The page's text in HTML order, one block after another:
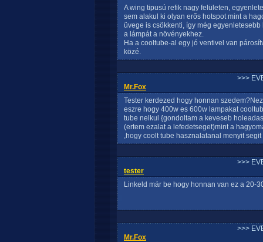
A wing tipusú refik nagy felületen,
sem alakul ki olyan erős hotspot mint a
üvege is csökkenti, így még
a lámpát a növényekhez.
Ha a cooltube-al egy jó ventivel van
közé.
>>>
Mr.Fox
Tester kerdezed hogy honnan
eszre hogy 400w es 600w lampakat
tube nelkul {gondoltam a keveseb
(ertem ezalat a lefedetseget)mint a
,hogy coolt tube hasznalatanal menyit
>>>
tester
Linkeld már be hogy honnan van ez a 20-
>>>
Mr.Fox